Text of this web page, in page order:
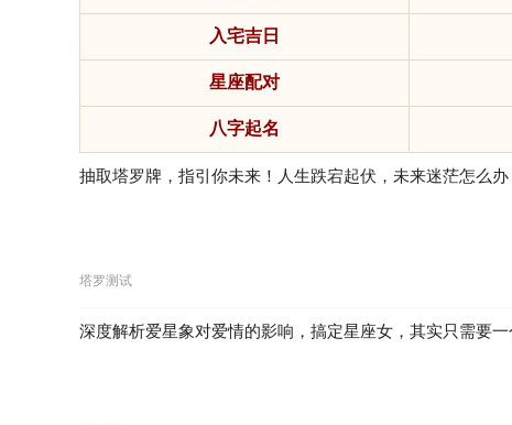
入宅吉日
星座配对
八字起名
抽取塔罗牌，指引你未来！人生跌宕起伏，未来迷茫怎么
塔罗测试
深度解析爱星象对爱情的影响，搞定星座女，其实只需要一